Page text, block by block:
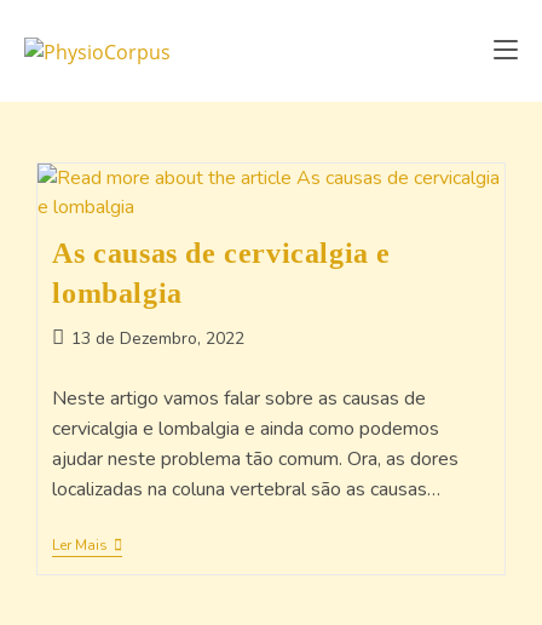
As causas de cervicalgia e
lombalgia
13 de Dezembro, 2022
Neste artigo vamos falar sobre as causas de
cervicalgia e lombalgia e ainda como podemos
ajudar neste problema tão comum. Ora, as dores
localizadas na coluna vertebral são as causas…
Ler Mais